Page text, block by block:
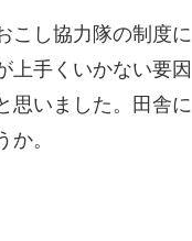
こし協力隊の制度に
上手くいかない要因
思いました。田舎に
。